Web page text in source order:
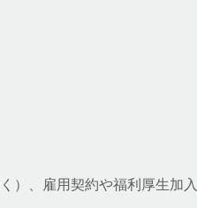
）、雇用契約や福利厚生加